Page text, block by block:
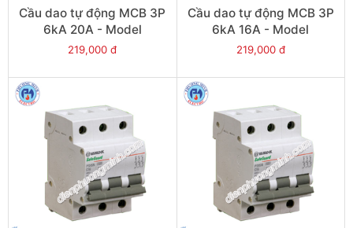
Cầu dao tự động MCB 3P
6kA 20A - Model
PS45S/C3020
219,000 đ
Cầu dao tự động MCB 3P
6kA 16A - Model
PS45S/C3016
219,000 đ